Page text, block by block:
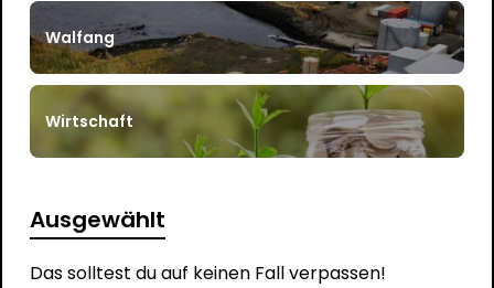
Walfang
Wirtschaft
Ausgewählt
Das solltest du auf keinen Fall verpassen!